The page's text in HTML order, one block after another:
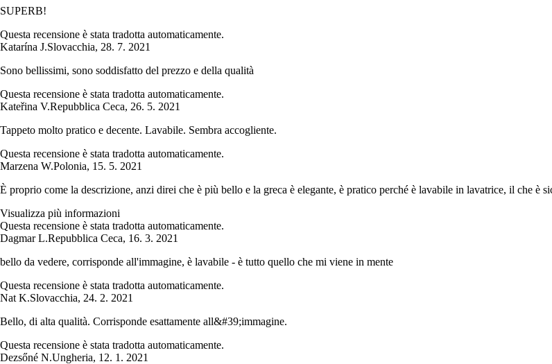
SUPERB!
Questa recensione è stata tradotta automaticamente.
Katarína J.Slovacchia, 28. 7. 2021
Sono bellissimi, sono soddisfatto del prezzo e della qualità
Questa recensione è stata tradotta automaticamente.
Kateřina V.Repubblica Ceca, 26. 5. 2021
Tappeto molto pratico e decente. Lavabile. Sembra accogliente.
Questa recensione è stata tradotta automaticamente.
Marzena W.Polonia, 15. 5. 2021
È proprio come la descrizione, anzi direi che è più bello e la greca è elegante, è pratico perché è lavabile in lavatrice, il che è
Visualizza più informazioni
Questa recensione è stata tradotta automaticamente.
Dagmar L.Repubblica Ceca, 16. 3. 2021
bello da vedere, corrisponde all'immagine, è lavabile - è tutto quello che mi viene in mente
Questa recensione è stata tradotta automaticamente.
Nat K.Slovacchia, 24. 2. 2021
Bello, di alta qualità. Corrisponde esattamente all&#39;immagine.
Questa recensione è stata tradotta automaticamente.
Dezsőné N.Ungheria, 12. 1. 2021